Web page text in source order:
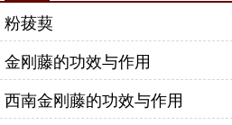
粉菝葜
金刚藤的功效与作用
西南金刚藤的功效与作用